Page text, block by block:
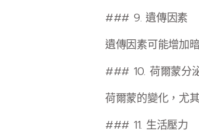
### 9. 遺傳因素
遺傳因素可能增加
### 10. 荷爾蒙分
荷爾蒙的變化，尤
### 11. 生活壓力